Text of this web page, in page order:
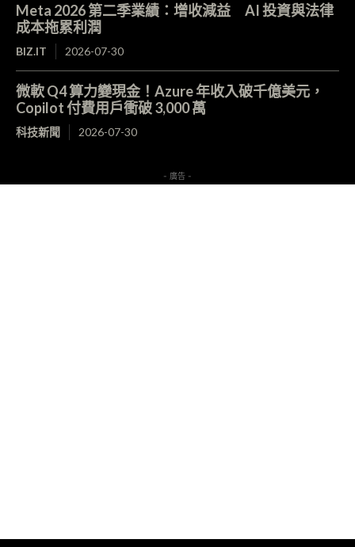
Meta 2026 第二季業績：增收減益 AI 投資與法律
成本拖累利潤
BIZ.IT 2026-07-30
微軟 Q4 算力變現金！Azure 年收入破千億美元，
Copilot 付費用戶衝破 3,000 萬
科技新聞 2026-07-30
- 廣告 -